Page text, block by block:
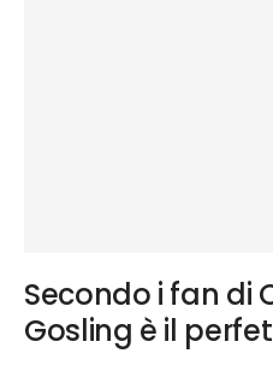
Secondo i fan di
Gosling è il